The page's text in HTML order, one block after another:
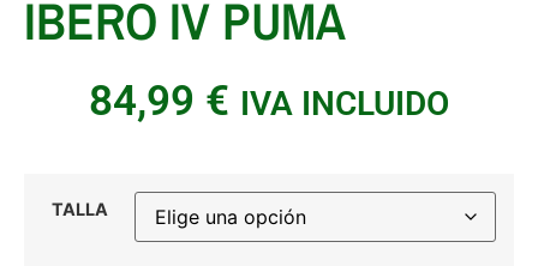
IBERO IV PUMA
84,99 € IVA INCLUIDO
TALLA